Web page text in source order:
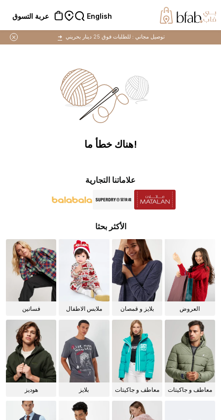
English عربة التسوق
توصيل مجاني :للطلبات فوق 25 دينار بحريني ➜
!هناك خطأ ما
علاماتنا التجارية
الأكثر بحثا
العروض
بلايز و قمصان
ملابس الاطفال فساتين
معاطف و جاكيتات
معاطف و جاكيتات
بلايز هوديز